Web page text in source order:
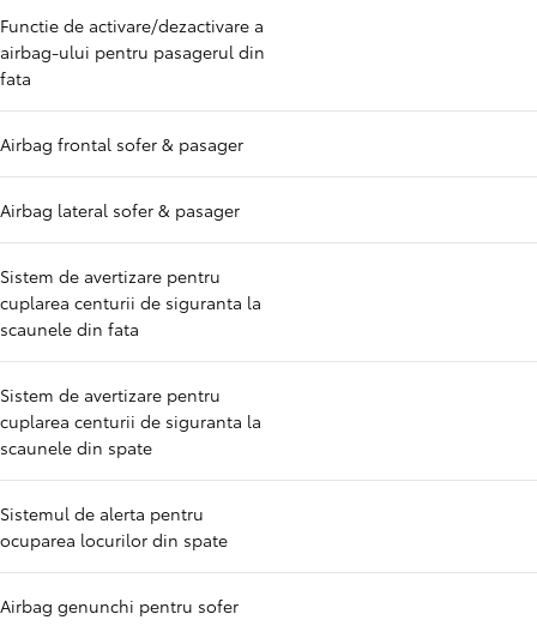
Functie de activare/dezactivare a
airbag-ului pentru pasagerul din
fata
Airbag frontal sofer & pasager
Airbag lateral sofer & pasager
Sistem de avertizare pentru
cuplarea centurii de siguranta la
scaunele din fata
Sistem de avertizare pentru
cuplarea centurii de siguranta la
scaunele din spate
Sistemul de alerta pentru
ocuparea locurilor din spate
Airbag genunchi pentru sofer